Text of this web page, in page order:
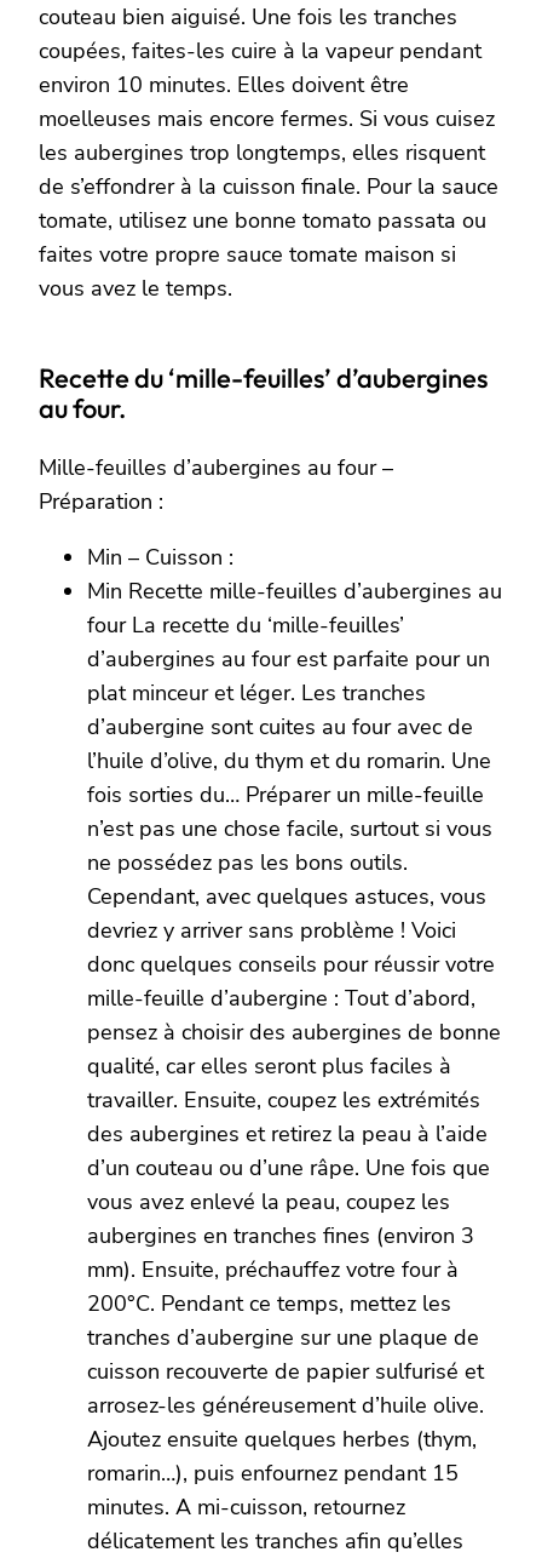
couteau bien aiguisé. Une fois les tranches
coupées, faites-les cuire à la vapeur pendant
environ 10 minutes. Elles doivent être
moelleuses mais encore fermes. Si vous cuisez
les aubergines trop longtemps, elles risquent
de s’effondrer à la cuisson finale. Pour la sauce
tomate, utilisez une bonne tomato passata ou
faites votre propre sauce tomate maison si
vous avez le temps.
Recette du ‘mille-feuilles’ d’aubergines
au four.
Mille-feuilles d’aubergines au four –
Préparation :
Min – Cuisson :
Min Recette mille-feuilles d’aubergines au
four La recette du ‘mille-feuilles’
d’aubergines au four est parfaite pour un
plat minceur et léger. Les tranches
d’aubergine sont cuites au four avec de
l’huile d’olive, du thym et du romarin. Une
fois sorties du… Préparer un mille-feuille
n’est pas une chose facile, surtout si vous
ne possédez pas les bons outils.
Cependant, avec quelques astuces, vous
devriez y arriver sans problème ! Voici
donc quelques conseils pour réussir votre
mille-feuille d’aubergine : Tout d’abord,
pensez à choisir des aubergines de bonne
qualité, car elles seront plus faciles à
travailler. Ensuite, coupez les extrémités
des aubergines et retirez la peau à l’aide
d’un couteau ou d’une râpe. Une fois que
vous avez enlevé la peau, coupez les
aubergines en tranches fines (environ 3
mm). Ensuite, préchauffez votre four à
200°C. Pendant ce temps, mettez les
tranches d’aubergine sur une plaque de
cuisson recouverte de papier sulfurisé et
arrosez-les généreusement d’huile olive.
Ajoutez ensuite quelques herbes (thym,
romarin…), puis enfournez pendant 15
minutes. A mi-cuisson, retournez
délicatement les tranches afin qu’elles